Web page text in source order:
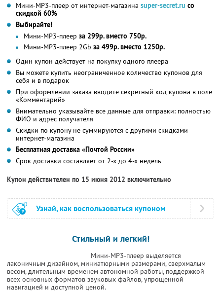
Мини-MP3-плеер от интернет-магазина super-secret.ru со
скидкой 60%
Выбирайте!
Мини-MP3-плеер за 299р. вместо 750р.
Мини-MP3-плеер 2Gb за 499р. вместо 1250р.
Один купон действует на покупку одного плеера
Вы можете купить неограниченное количество купонов для
себя и в подарок
При оформлении заказа вводите секретный код купона в поле
«Комментарий»
Внимательно указывайте все данные для отправки: полностью
ФИО и адрес получателя
Скидки по купону не суммируются с другими скидками
интернет-магазина
Бесплатная доставка «Почтой России»
Срок доставки составляет от 2-х до 4-х недель
Купон действителен по 15 июня 2012 включительно
Узнай, как воспользоваться купоном
Стильный и легкий!
Мини-MP3-плеер выделяется
лаконичным дизайном, миниатюрными размерами, сверхмалым
весом, длительным временем автономной работы, поддержкой
всех основных форматов звуковых файлов, упрощенной
навигацией и доступной ценой.